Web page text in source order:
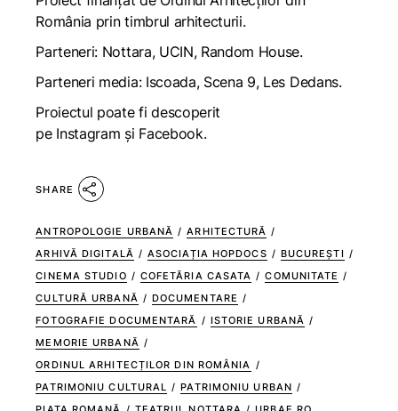
România prin timbrul arhitecturii.
Parteneri: Nottara, UCIN, Random House.
Parteneri media: Iscoada, Scena 9, Les Dedans.
Proiectul poate fi descoperit
pe Instagram și Facebook.
SHARE
ANTROPOLOGIE URBANĂ / ARHITECTURĂ /
ARHIVĂ DIGITALĂ / ASOCIAȚIA HOPDOCS / BUCUREȘTI /
CINEMA STUDIO / COFETĂRIA CASATA / COMUNITATE /
CULTURĂ URBANĂ / DOCUMENTARE /
FOTOGRAFIE DOCUMENTARĂ / ISTORIE URBANĂ /
MEMORIE URBANĂ /
ORDINUL ARHITECȚILOR DIN ROMÂNIA /
PATRIMONIU CULTURAL / PATRIMONIU URBAN /